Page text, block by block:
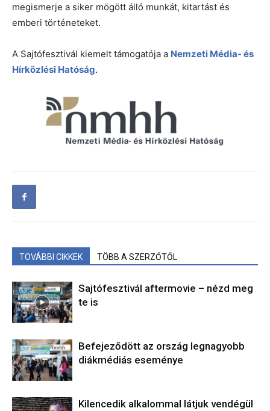
megismerje a siker mögött álló munkát, kitartást és
emberi történeteket.
A Sajtófesztivál kiemelt támogatója a Nemzeti Média- és
Hírközlési Hatóság.
TOVÁBBI CIKKEK TÖBB A SZERZŐTŐL
Sajtófesztivál aftermovie – nézd meg
te is
Befejeződött az ország legnagyobb
diákmédiás eseménye
Kilencedik alkalommal látjuk vendégül